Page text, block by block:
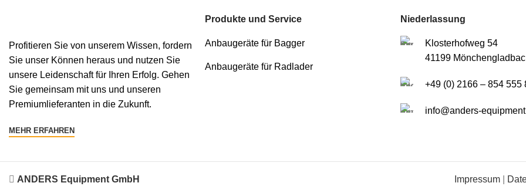
Profitieren Sie von unserem Wissen, fordern
Sie unser Können heraus und nutzen Sie
unsere Leidenschaft für Ihren Erfolg. Gehen
Sie gemeinsam mit uns und unseren
Premiumlieferanten in die Zukunft.
MEHR ERFAHREN
Produkte und Service
Anbaugeräte für Bagger
Anbaugeräte für Radlader
Niederlassung
Klosterhofweg 54
41199
+49 (0) 2166 – 854 555
info@anders-
ANDERS Equipment GmbH Impressum